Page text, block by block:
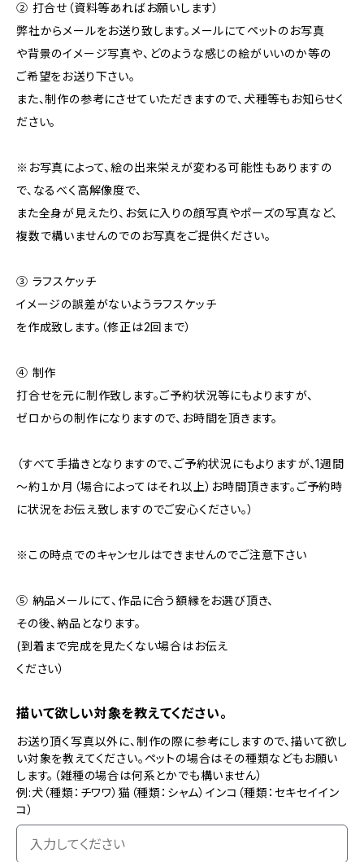
② 打合せ（資料等あればお願いします）
弊社からメールをお送り致します。メールにてペットのお写真
や背景のイメージ写真や、どのような感じの絵がいいのか等の
ご希望をお送り下さい。
また、制作の参考にさせていただきますので、犬種等もお知らせく
ださい。
※お写真によって、絵の出来栄えが変わる可能性もありますの
で、なるべく高解像度で、
また全身が見えたり、お気に入りの顔写真やポーズの写真など、
複数で構いませんのでのお写真をご提供ください。
③ ラフスケッチ
イメージの誤差がないようラフスケッチ
を作成致します。（修正は2回まで）
④ 制作
打合せを元に制作致します。ご予約状況等にもよりますが、
ゼロからの制作になりますので、お時間を頂きます。
（すべて手描きとなりますので、ご予約状況にもよりますが、1週間
～約１か月（場合によってはそれ以上）お時間頂きます。ご予約時
に状況をお伝え致しますのでご安心ください。）
※この時点でのキャンセルはできませんのでご注意下さい
⑤ 納品メールにて、作品に合う額縁をお選び頂き、
その後、納品となります。
(到着まで完成を見たくない場合はお伝え
ください）
描いて欲しい対象を教えてください。
お送り頂く写真以外に、制作の際に参考にしますので、描いて欲し
い対象を教えてください。ペットの場合はその種類などもお願い
します。（雑種の場合は何系とかでも構いません）
例:犬（種類：チワワ）猫（種類：シャム）インコ（種類：セキセイイン
コ）